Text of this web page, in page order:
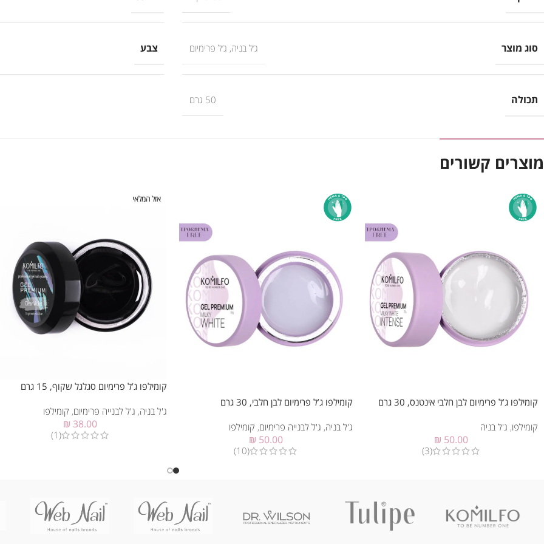
סוג מוצר ג’ל בניה, ג’ל פרימיום צבע
תכולה 50 גרם
מוצרים קשורים
קומילפו ג’ל פרימיום לבן חלבי אינטנס, 30 גרם
קומילפו, ג'ל בניה
₪ 50.00
(3)
קומילפו ג’ל פרימיום לבן חלבי, 30 גרם
ג'ל בניה, ג'ל לבנייה פרימיום, קומילפו
₪ 50.00
(10)
אזל המלאי
קומילפו ג’ל פרימיום סגלגל שקוף, 15 גרם
ג'ל בניה, ג'ל לבנייה פרימיום, קומילפו
₪ 38.00
(1)